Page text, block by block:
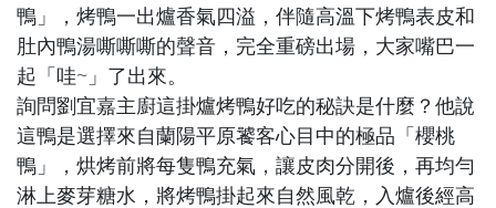
鴨」，烤鴨一出爐香氣四溢，伴隨高溫下烤鴨表皮和
肚內鴨湯嘶嘶嘶的聲音，完全重磅出場，大家嘴巴一
起「哇~」了出來。
詢問劉宜嘉主廚這掛爐烤鴨好吃的秘訣是什麼？他說
這鴨是選擇來自蘭陽平原饕客心目中的極品「櫻桃
鴨」，烘烤前將每隻鴨充氣，讓皮肉分開後，再均勻
淋上麥芽糖水，將烤鴨掛起來自然風乾，入爐後經高